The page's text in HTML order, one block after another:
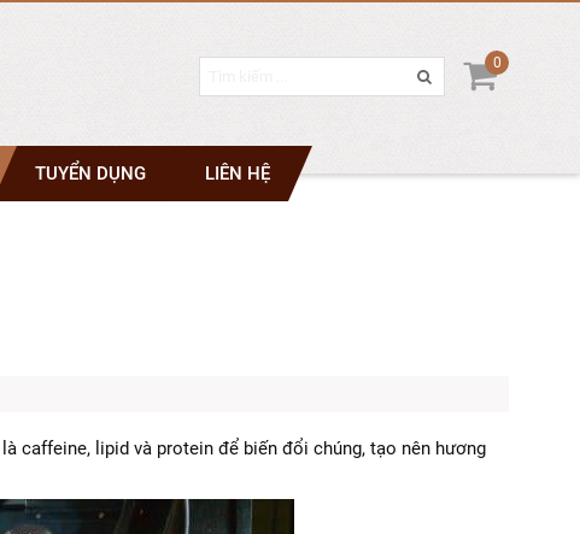
0
TUYỂN DỤNG LIÊN HỆ
caffeine, lipid và protein để biến đổi chúng, tạo nên hương